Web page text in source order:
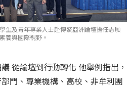
生及青年專業人士赴博鰲亞洲論壇擔任志願
養與國際視野。
從論壇到行動轉化 他舉例指出，
門、專業機構、高校、非牟利團